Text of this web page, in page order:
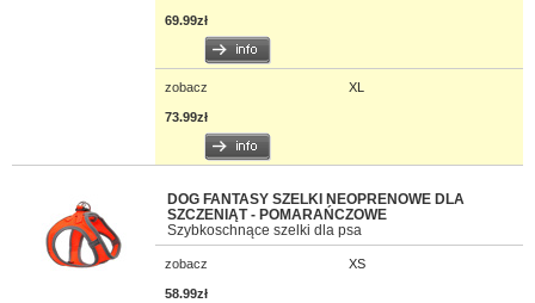
69.99zł
zobacz XL
73.99zł
DOG FANTASY SZELKI NEOPRENOWE DLA
SZCZENIĄT - POMARAŃCZOWE
Szybkoschnące szelki dla psa
zobacz XS
58.99zł